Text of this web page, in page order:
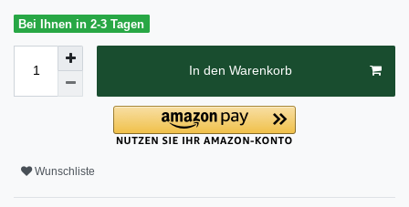
Bei Ihnen in 2-3 Tagen
In den Warenkorb
Wunschliste